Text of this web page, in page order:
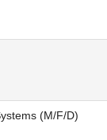
(M/F/D)